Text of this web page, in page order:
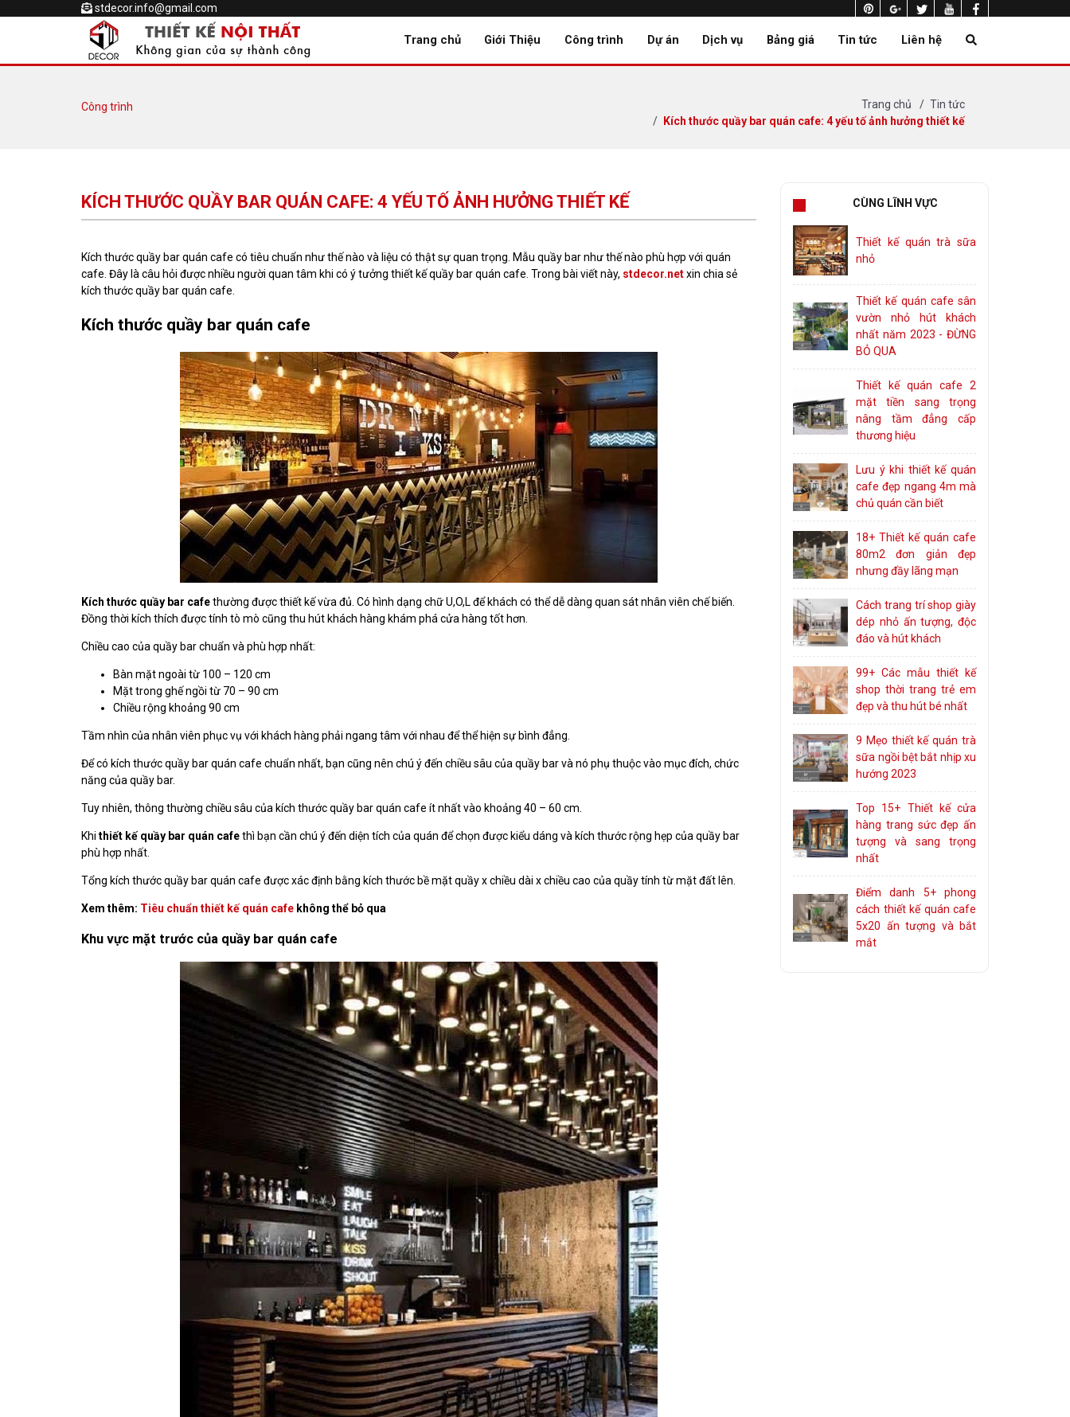
stdecor.info@gmail.com
Trang chủ Giới Thiệu Công trình Dự án Dịch vụ Bảng giá Tin tức Liên hệ
Công trình Trang chủ
Tin tức
Kích thước quầy bar quán cafe: 4 yếu tố ảnh hưởng thiết kế
KÍCH THƯỚC QUẦY BAR QUÁN CAFE: 4 YẾU TỐ ẢNH HƯỞNG THIẾT KẾ
Kích thước quầy bar quán cafe có tiêu chuẩn như thế nào và liệu có thật sự quan trọng. Mẫu quầy bar như thế nào phù hợp với quán
cafe. Đây là câu hỏi được nhiều người quan tâm khi có ý tưởng thiết kế quầy bar quán cafe. Trong bài viết này, stdecor.netxin chia sẻ
kích thước quầy bar quán cafe.
Kích thước quầy bar quán cafe
Kích thước quầy bar cafethường được thiết kế vừa đủ. Có hình dạng chữ U,O,L để khách có thể dễ dàng quan sát nhân viên chế biến.
Đồng thời kích thích được tính tò mò cũng thu hút khách hàng khám phá cửa hàng tốt hơn.
Chiều cao của quầy bar chuẩn và phù hợp nhất:
Bàn mặt ngoài từ 100 – 120 cm
Mặt trong ghế ngồi từ 70 – 90 cm
Chiều rộng khoảng 90 cm
Tầm nhìn của nhân viên phục vụ với khách hàng phải ngang tâm với nhau để thể hiện sự bình đẳng.
Để có kích thước quầy bar quán cafe chuẩn nhất, bạn cũng nên chú ý đến chiều sâu của quầy bar và nó phụ thuộc vào mục đích, chức
năng của quầy bar.
Tuy nhiên, thông thường chiều sâu của kích thước quầy bar quán cafe ít nhất vào khoảng 40 – 60 cm.
Khi thiết kế quầy bar quán cafethì bạn cần chú ý đến diện tích của quán để chọn được kiểu dáng và kích thước rộng hẹp của quầy bar
phù hợp nhất.
Tổng kích thước quầy bar quán cafe được xác định bằng kích thước bề mặt quầy x chiều dài x chiều cao của quầy tính từ mặt đất lên.
Xem thêm: Tiêu chuẩn thiết kế quán cafe không thể bỏ qua
Khu vực mặt trước của quầy bar quán cafe
CÙNG LĨNH VỰC
Thiết kế quán trà sữa
nhỏ
Thiết kế quán cafe sân
vườn nhỏ hút khách
nhất năm 2023 - ĐỪNG
BỎ QUA
Thiết kế quán cafe 2
mặt tiền sang trọng
nâng tầm đẳng cấp
thương hiệu
Lưu ý khi thiết kế quán
cafe đẹp ngang 4m mà
chủ quán cần biết
18+ Thiết kế quán cafe
80m2 đơn giản đẹp
nhưng đầy lãng mạn
Cách trang trí shop giày
dép nhỏ ấn tượng, độc
đáo và hút khách
99+ Các mẫu thiết kế
shop thời trang trẻ em
đẹp và thu hút bé nhất
9 Mẹo thiết kế quán trà
sữa ngồi bệt bắt nhịp xu
hướng 2023
Top 15+ Thiết kế cửa
hàng trang sức đẹp ấn
tượng và sang trọng
nhất
Điểm danh 5+ phong
cách thiết kế quán cafe
5x20 ấn tượng và bắt
mắt